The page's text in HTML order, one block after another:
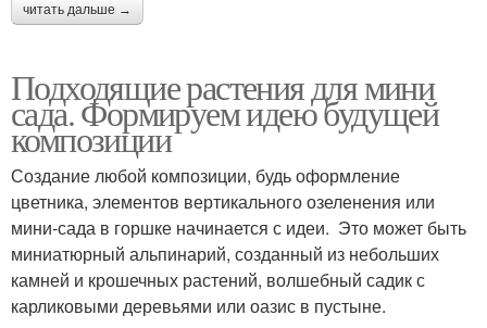
читать дальше →
Подходящие растения для мини
сада. Формируем идею будущей
композиции
Создание любой композиции, будь оформление
цветника, элементов вертикального озеленения или
мини-сада в горшке начинается с идеи. Это может быть
миниатюрный альпинарий, созданный из небольших
камней и крошечных растений, волшебный садик с
карликовыми деревьями или оазис в пустыне.